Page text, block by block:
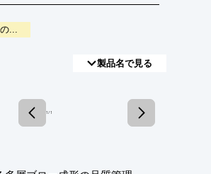
...
製品名で見る
1 / 1